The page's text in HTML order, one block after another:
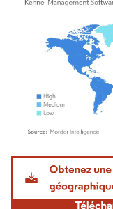
Image © Mordor